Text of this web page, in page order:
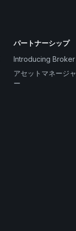
パートナーシップ
Introducing Broker
アセットマネージャ
ー